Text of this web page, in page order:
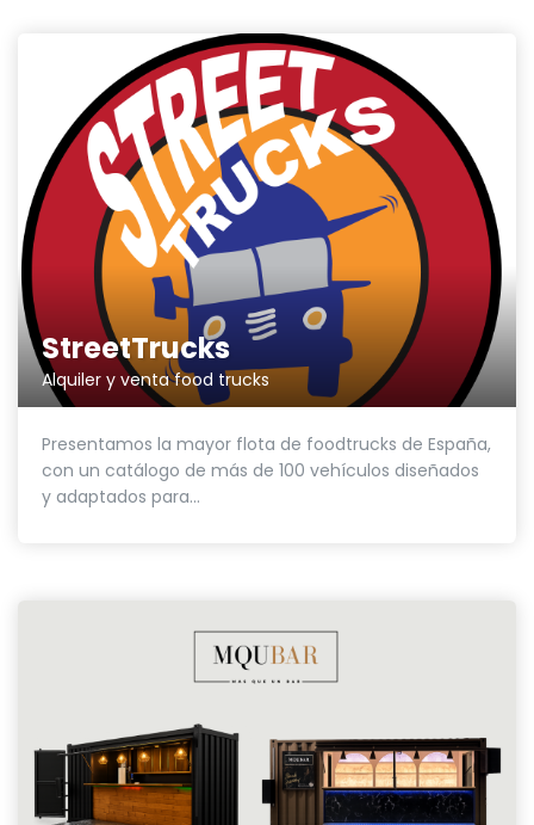
StreetTrucks
Alquiler y venta food trucks
Presentamos la mayor flota de foodtrucks de España,
con un catálogo de más de 100 vehículos diseñados
y adaptados para...